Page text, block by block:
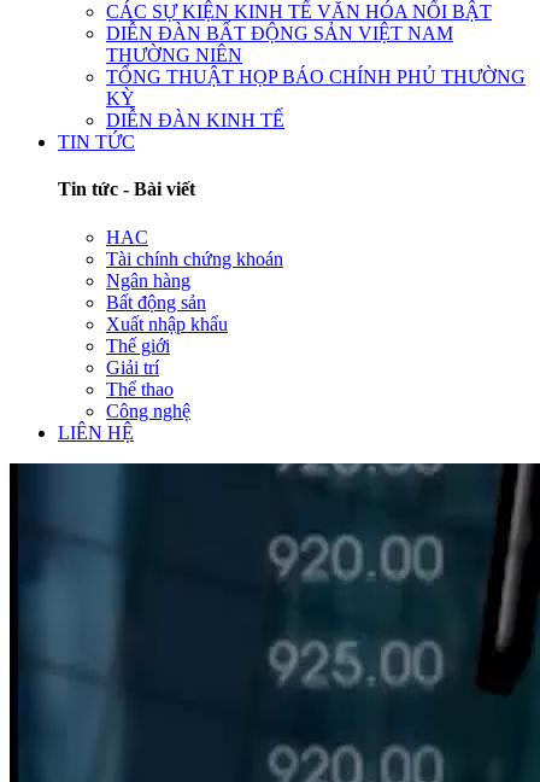
CÁC SỰ KIỆN KINH TẾ VĂN HÓA NỔI BẬT
DIỄN ĐÀN BẤT ĐỘNG SẢN VIỆT NAM
THƯỜNG NIÊN
TỔNG THUẬT HỌP BÁO CHÍNH PHỦ THƯỜNG
KỲ
DIỄN ĐÀN KINH TẾ
TIN TỨC
Tin tức - Bài viết
HAC
Tài chính chứng khoán
Ngân hàng
Bất động sản
Xuất nhập khẩu
Thế giới
Giải trí
Thể thao
Công nghệ
LIÊN HỆ